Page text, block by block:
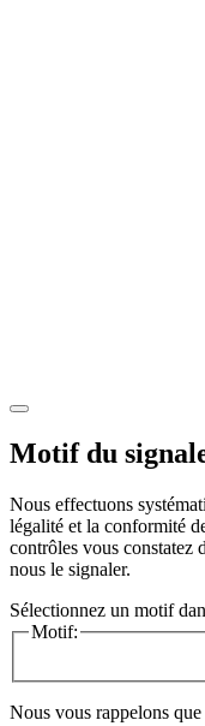
Motif du
Nous effectuons
légalité et la conformité
contrôles vous constatez
nous le signaler.
Sélectionnez un motif
Motif:
Nous vous rappelons